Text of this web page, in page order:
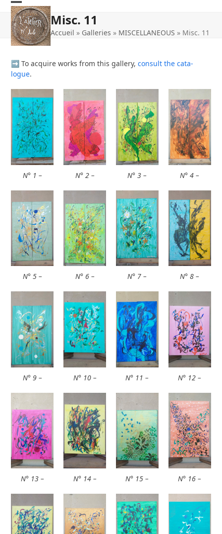
Skip
content
Open
mobile
menu
Close
mobile
menu
Misc. 11
Accueil » Galleries » MISCELLANEOUS » Misc. 11
➡ To acquire works from this gal­le­ry,consult the cata­
logue.
N° 1 – N° 2 – N° 3 – N° 4 –
N° 5 – N° 6 – N° 7 – N° 8 –
N° 9 – N° 10 – N° 11 – N° 12 –
N° 13 – N° 14 – N° 15 – N° 16 –